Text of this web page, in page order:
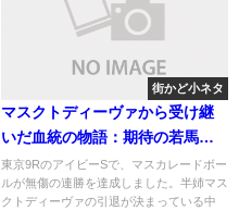
街かど小ネタ
マスクトディーヴァから受け継
いだ血統の物語：期待の若馬の
成長記録
東京9RのアイビーSで、マスカレードボー
ルが無傷の連勝を達成しました。半姉マス
クトディーヴァの引退が決まっている中